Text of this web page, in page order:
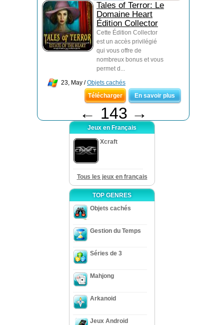
Tales of Terror: Le
Domaine Heart
Édition Collector
Cette Édition Collector
est un accès privilégié
qui vous offre de
nombreux bonus et vous
permet d...
23, May /Objets cachés
Télécharger
En savoir plus
← 143 →
Jeux en Français
Xcraft
Tous les jeux en français
TOP GENRES
Objets cachés
Gestion du Temps
Séries de 3
Mahjong
Arkanoid
Jeux Android